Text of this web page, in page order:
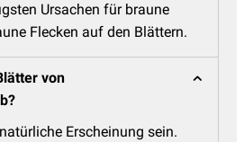
Ursachen für braune
Flecken auf den Blättern.
von
Erscheinung sein.